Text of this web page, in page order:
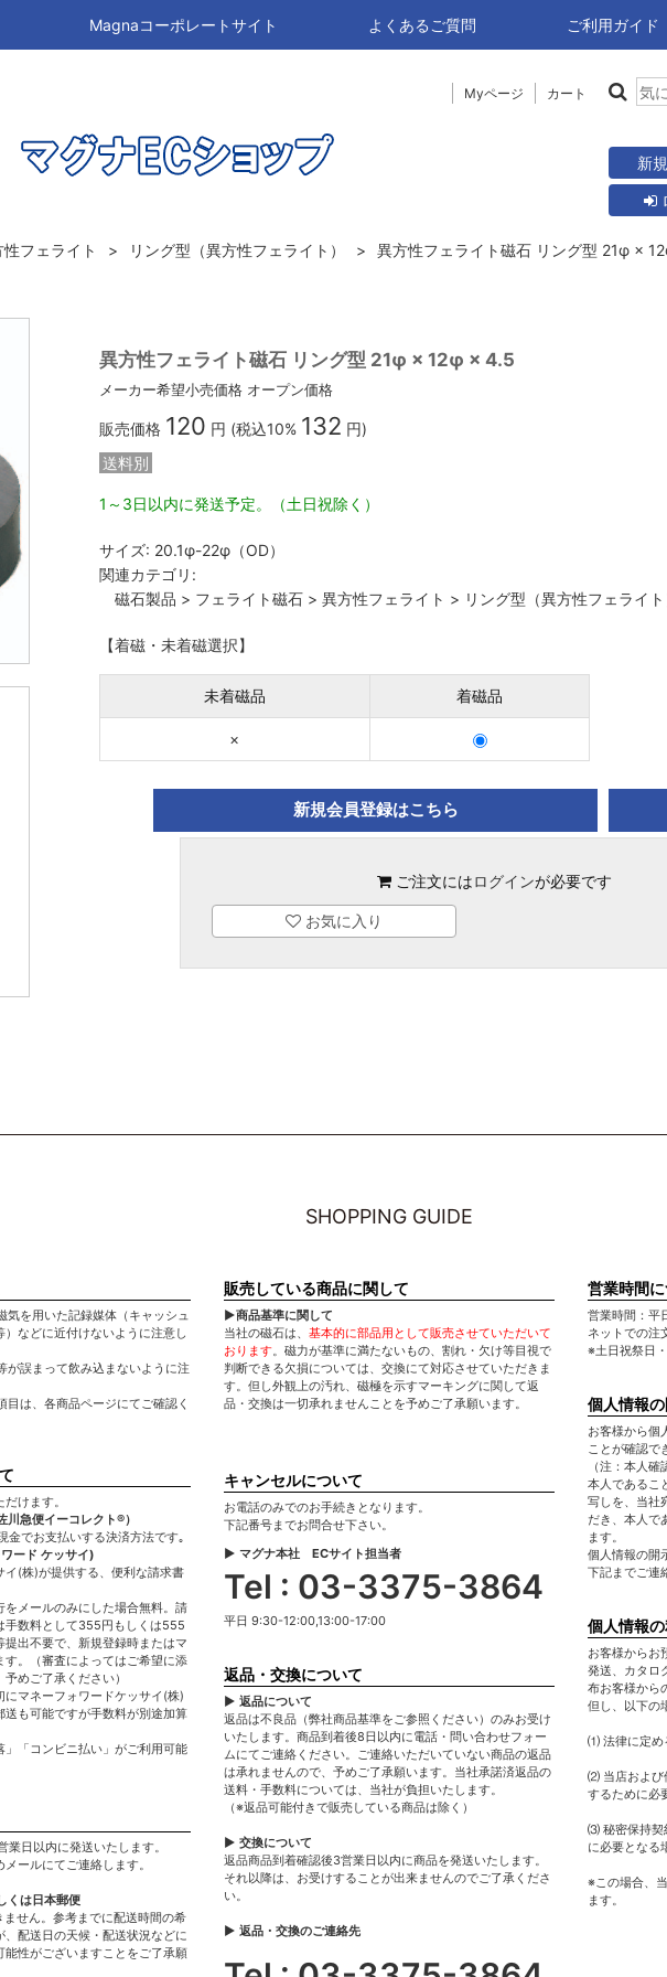
Myページ カート
新
Magnaコーポレートサイト よくあるご質問 ご利用ガイド
性フェライト リング型（異方性フェライト） 異方性フェライト磁石 リング型 21φ ×
異方性フェライト磁石 リング型 21φ × 12φ × 4.5
メーカー希望小売価格 オープン価格
販売価格 120 円 (税込10% 132 円)
送料別
1～3日以内に発送予定。（土日祝除く）
サイズ: 20.1φ-22φ（OD）
関連カテゴリ:
磁石製品 > フェライト磁石> 異方性フェライト > リング型（異方性フェライト
【着磁・未着磁選択】
未着磁品 着磁品
×
新規会員登録はこちら
ご注文にはログインが必要です
お気に入り
SHOPPING GUIDE
を用いた記録媒体（キャッシュ
などに近付けないように注意し
が誤まって飲み込まないように注
は、各商品ページにてご確認く
けます。
急便イーコレクト®）
でお支払いする決済方法です｡
ード ケッサイ)
イ(株)が提供する、便利な請求書
をメールのみにした場合無料。請
手数料として355円もしくは555
提出不要で、新規登録時またはマ
す。（審査によってはご希望に添
めご了承ください）
にマネーフォワードケッサイ(株)
も可能ですが手数料が別途加算
」「コンビニ払い」がご利用可能
日以内に発送いたします。
ールにてご連絡します。
くは日本郵便
せん。参考までに配送時間の希
配送日の天候・配送状況などに
能性がございますことをご了承願
販売している商品に関して
▶商品基準に関して
当社の磁石は、 基本的に部品用として販売させていただいて
おります。磁力が基準に満たないもの、割れ・欠け等目視で
判断できる欠損については、交換にて対応させていただきま
す。但し外観上の汚れ、磁極を示すマーキングに関して返
品・交換は一切承れませんことを予めご了承願います。
キャンセルについて
お電話のみでのお手続きとなります。
下記番号までお問合せ下さい。
▶ マグナ本社 ECサイト担当者
Tel : 03-3375-3864
平日 9:30-12:00,13:00-17:00
返品・交換について
▶ 返品について
返品は不良品（弊社商品基準をご参照ください）のみお受け
いたします。商品到着後8日以内に電話・問い合わせフォー
ムにてご連絡ください。ご連絡いただいていない商品の返品
は承れませんので、予めご了承願います。当社承諾済返品の
送料・手数料については、当社が負担いたします。
（※返品可能付きで販売している商品は除く）
▶ 交換について
返品商品到着確認後3営業日以内に商品を発送いたします。
それ以降は、お受けすることが出来ませんのでご了承くださ
い。
▶ 返品・交換のご連絡先
営業時間
営業時間：
ネットでの注
※土日祝祭日
個人情報
お客様から個
ことが確認で
（注：本人確
本人であるこ
写しを、当社
だき、本人で
ます。
個人情報の開
下記までご連
個人情報
お客様からお
発送、カタロ
布お客様から
但し、以下の
⑴ 法律に定め
⑵ 当店および
するために必
⑶ 秘密保持契
に必要となる
※この場合、
ます。